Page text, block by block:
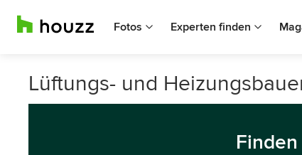
Fotos Experten finden
Lüftungs- und